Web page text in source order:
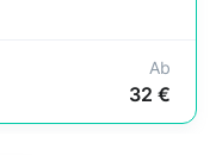
Ab
32 €